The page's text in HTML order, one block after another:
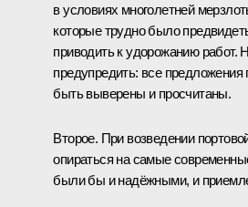
в условиях многолетней
которые трудно было
приводить к удорожанию работ.
предупредить: все
быть выверены и просчитаны.
Второе. При возведении
опираться на самые
были бы и надёжными, и